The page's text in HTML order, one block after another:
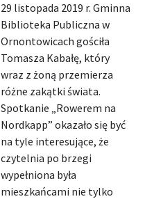
29 listopada 2019 r. Gminna
Biblioteka Publiczna w
Ornontowicach gościła
Tomasza Kabałę, który
wraz z żoną przemierza
różne zakątki świata.
Spotkanie „Rowerem na
Nordkapp” okazało się być
na tyle interesujące, że
czytelnia po brzegi
wypełniona była
mieszkańcami nie tylko